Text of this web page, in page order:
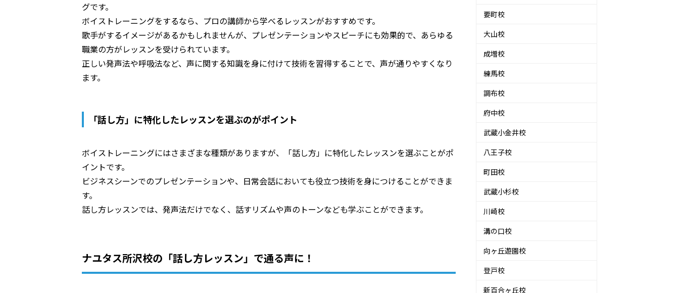
グです。
ボイストレーニングをするなら、プロの講師から学べるレッスンがおすすめです。
歌手がするイメージがあるかもしれませんが、プレゼンテーションやスピーチにも効果的で、あらゆる
職業の方がレッスンを受けられています。
正しい発声法や呼吸法など、声に関する知識を身に付けて技術を習得することで、声が通りやすくなり
ます。
「話し方」に特化したレッスンを選ぶのがポイント
ボイストレーニングにはさまざまな種類がありますが、「話し方」に特化したレッスンを選ぶことがポ
イントです。
ビジネスシーンでのプレゼンテーションや、日常会話においても役立つ技術を身につけることができま
す。
話し方レッスンでは、発声法だけでなく、話すリズムや声のトーンなども学ぶことができます。
ナユタス所沢校の「話し方レッスン」で通る声に！
要町校
大山校
成増校
練馬校
調布校
府中校
武蔵小金井校
八王子校
町田校
武蔵小杉校
川崎校
溝の口校
向ヶ丘遊園校
登戸校
新百合ヶ丘校